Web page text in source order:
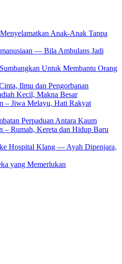
Anak-Anak Tanpa
— Bila Ambulans Jadi
Untuk Membantu Orang
Ilmu dan Pengorbanan
Kecil, Makna Besar
– Jiwa Melayu, Hati Rakyat
Perpaduan Antara Kaum
– Rumah, Kereta dan Hidup Baru
Hospital Klang — Ayah Dipenjara,
yang Memerlukan